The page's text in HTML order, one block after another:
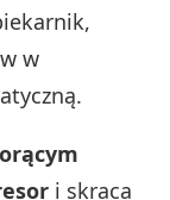
w
i skraca